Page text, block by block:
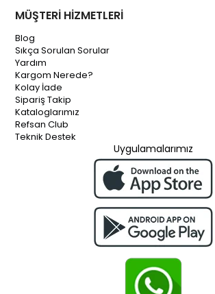
MÜŞTERİ HİZMETLERİ
Blog
Sıkça Sorulan Sorular
Yardım
Kargom Nerede?
Kolay İade
Sipariş Takip
Kataloglarımız
Refsan Club
Teknik Destek
Uygulamalarımız